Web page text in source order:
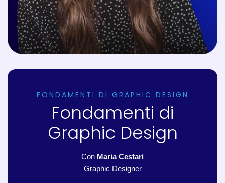
FONDAMENTI DI GRAPHIC DESIGN
Fondamenti di
Graphic Design
ConMaria Cestari
Graphic Designer